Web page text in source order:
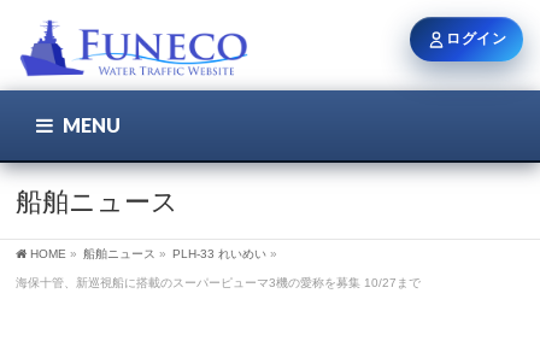
MENU
船舶ニュース
HOME » 船舶ニュース » PLH-33 れいめい »
海保十管、新巡視船に搭載のスーパーピューマ3機の愛称を募集 10/27まで
ログイン
ユーザー名 / メール